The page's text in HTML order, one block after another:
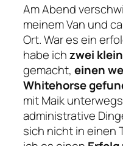
Am Abend
meinem Van und
Ort. War es ein
habe ichzwei
gemacht, einen
Whitehorse
mit Maik
administrative
sich nicht in einen